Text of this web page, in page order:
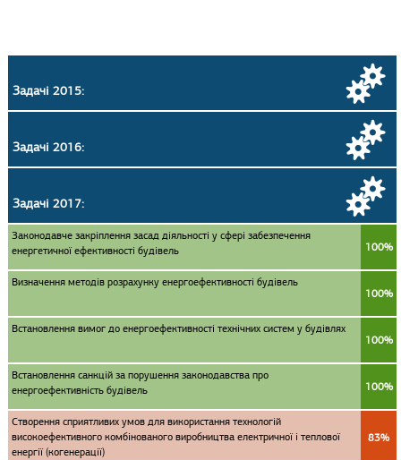
Задачі 2015:
Задачі 2016:
Задачі 2017:
Законодавче закріплення засад діяльності у сфері забезпечення
енергетичної ефективності будівель
100%
Визначення методів розрахунку енергоефективності будівель
100%
Встановлення вимог до енергоефективності технічних систем у будівлях
100%
Встановлення санкцій за порушення законодавства про
енергоефективність будівель
100%
Створення сприятливих умов для використання технологій
високоефективного комбінованого виробництва електричної і теплової
енергії (когенерації)
83%